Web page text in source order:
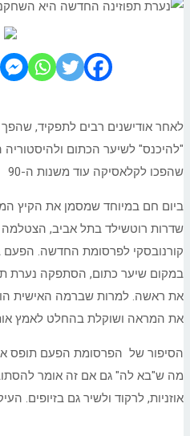
לאחר אודישנים רבים לתפקיד, שהפך
"להיכנס" לשיער הכתום
שהפכו לקלאסיקה עוד משנות ה-90
ביום חם במיוחד שמסמן את הקיץ
שדרות רוטשילד בתל אביב,
קורנובסקי לפרסומת החדשה. הפעם
במקום שיער כתום, הסתפקה נערת
את ראשה. למרות שברמה האישית
את המראה ושוקלת בהחלט לאמץ
הסיפור של הפרסומת הפעם תופס
מה ש"בא לה" גם אם זה אומר
אוזניות, לרקוד ולשיר גם בזיופים.